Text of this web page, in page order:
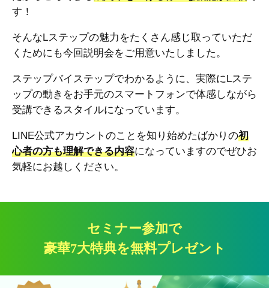
す！
そんなLステップの魅力をたくさん感じ取っていただ
くためにも今回説明会をご用意いたしました。
ステップバイステップでわかるように、実際にLステ
ップの動きをお手元のスマートフォンで体感しながら
受講できるスタイルになっています。
LINE公式アカウントのことを知り始めたばかりの初
心者の方も理解できる内容になっていますのでぜひお
気軽にお越しください。
セミナー参加で
豪華7大特典を無料プレゼント